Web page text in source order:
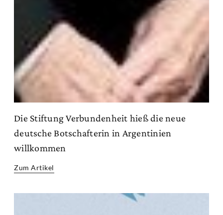
Die Stiftung Verbundenheit hieß die neue
deutsche Botschafterin in Argentinien
willkommen
Zum Artikel